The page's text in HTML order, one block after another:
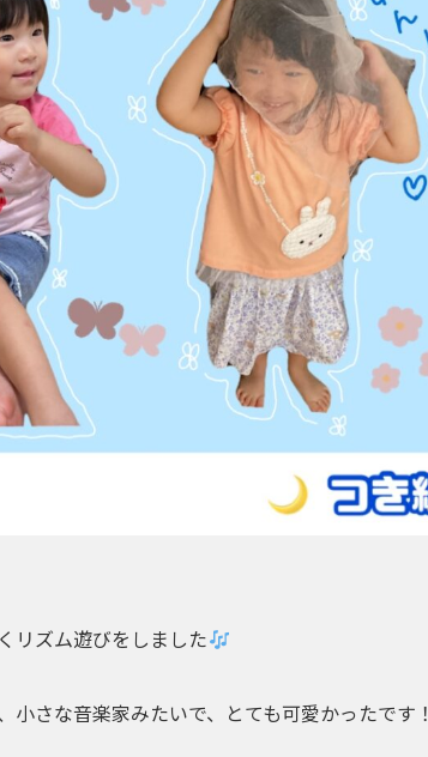
リズム遊びをしました
さな音楽家みたいで、とても可愛かったです！